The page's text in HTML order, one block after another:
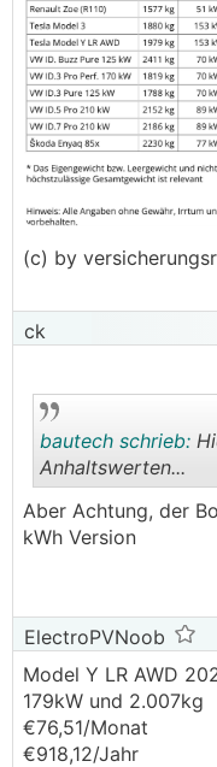
(c) by
ck
bautech schrieb:
Anhaltswerten...
Aber Achtung, der
kWh Version
ElectroPVNoob
Model Y LR AWD
179kW und 2.007kg
€76,51/Monat
€918,12/Jahr